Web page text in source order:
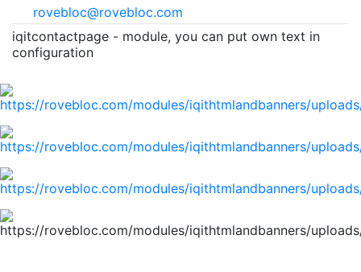
rovebloc@rovebloc.com
iqitcontactpage - module, you can put own text in
configuration